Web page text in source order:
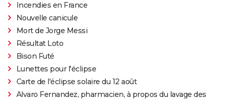
Incendies en France
Nouvelle canicule
Mort de Jorge Messi
Résultat Loto
Bison Futé
Lunettes pour l'éclipse
Carte de l'éclipse solaire du 12 août
Alvaro Fernandez, pharmacien, à propos du lavage des